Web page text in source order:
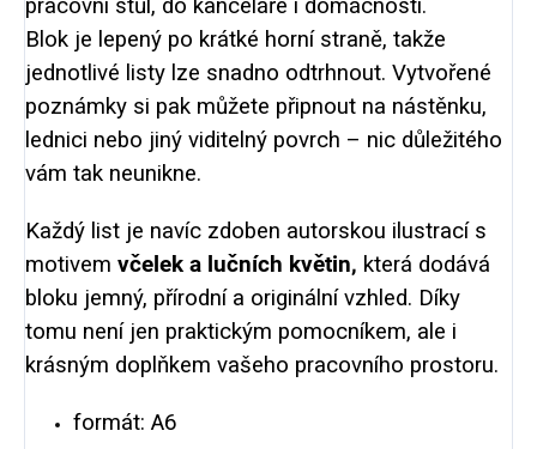
pracovní stůl, do kanceláře i domácnosti.
Blok je lepený po krátké horní straně, takže
jednotlivé listy lze snadno odtrhnout. Vytvořené
poznámky si pak můžete připnout na nástěnku,
lednici nebo jiný viditelný povrch – nic důležitého
vám tak neunikne.
Každý list je navíc zdoben autorskou ilustrací s
motivem včelek a lučních květin, která dodává
bloku jemný, přírodní a originální vzhled. Díky
tomu není jen praktickým pomocníkem, ale i
krásným doplňkem vašeho pracovního prostoru.
formát: A6